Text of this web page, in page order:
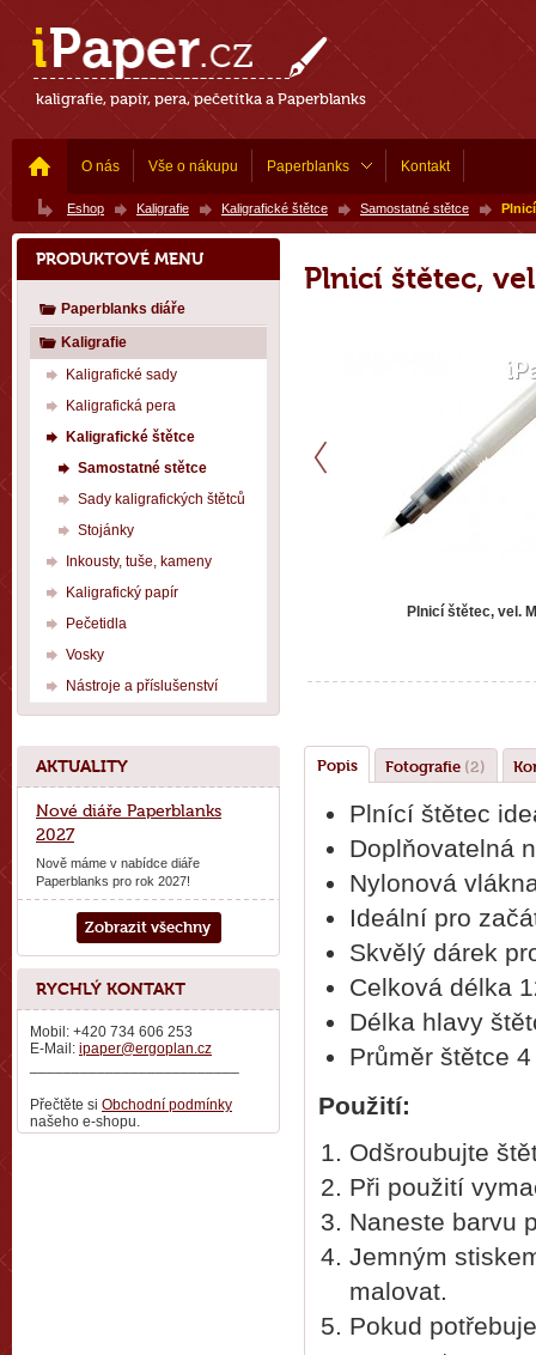
kaligrafie, papír, pera, pečetítka a Paperblanks
O nás Vše o nákupu Paperblanks Kontakt
Eshop Kaligrafie Kaligrafické štětce Samostatné stětce
Plnicí štětec,
Plnicí štětec, vel. M
Popis Fotografie (2)
Plnící štětec
Doplňovatelná
Nylonová
Ideální pro
Skvělý dárek
Celková délka
Délka hlavy
Průměr štětce
Použití:
Odšroubujte
Při použití
Naneste barvu
Jemným
malovat.
Pokud
PRODUKTOVÉ MENU
Paperblanks diáře
Kaligrafie
Kaligrafické sady
Kaligrafická pera
Kaligrafické štětce
Samostatné stětce
Sady kaligrafických štětců
Stojánky
Inkousty, tuše, kameny
Kaligrafický papír
Pečetidla
Vosky
Nástroje a příslušenství
AKTUALITY
Nové diáře Paperblanks
2027
Nově máme v nabídce diáře
Paperblanks pro rok 2027!
Zobrazit všechny
RYCHLÝ KONTAKT
Mobil: +420 734 606 253
E-Mail: ipaper@ergoplan.cz
Přečtěte si Obchodní podmínky
našeho e-shopu.